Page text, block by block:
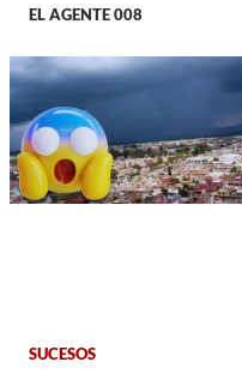
EL AGENTE 008
SUCESOS